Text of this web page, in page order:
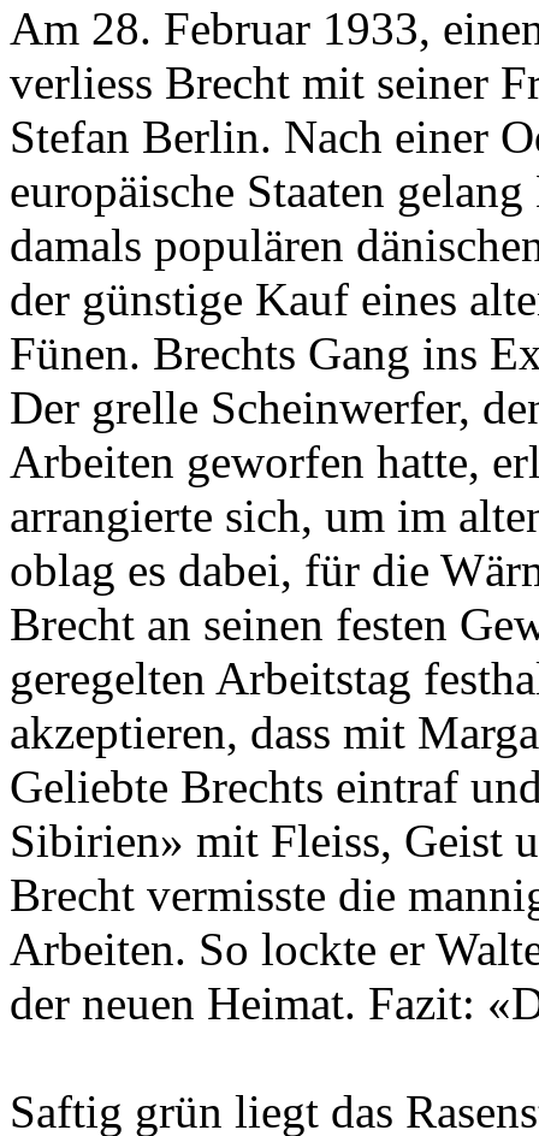
Am 28. Februar 1933,
verliess Brecht mit seiner
Stefan Berlin. Nach einer
europäische Staaten
damals populären
der günstige Kauf eines
Fünen. Brechts Gang ins
Der grelle Scheinwerfer,
Arbeiten geworfen hatte,
arrangierte sich, um im
oblag es dabei, für die
Brecht an seinen festen
geregelten Arbeitstag
akzeptieren, dass mit
Geliebte Brechts eintraf
Sibirien» mit Fleiss, Geist
Brecht vermisste die
Arbeiten. So lockte er
der neuen Heimat. Fazit:
Saftig grün liegt das